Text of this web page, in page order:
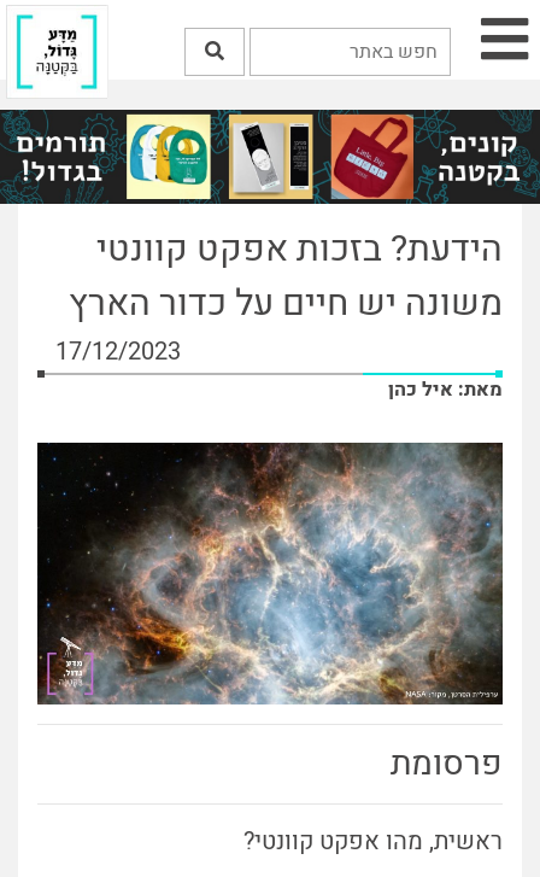
הידעת? בזכות אפקט קוונטי
משונה יש חיים על כדור הארץ
17/12/2023
מאת: איל כהן
פרסומת
ראשית, מהו אפקט קוונטי?